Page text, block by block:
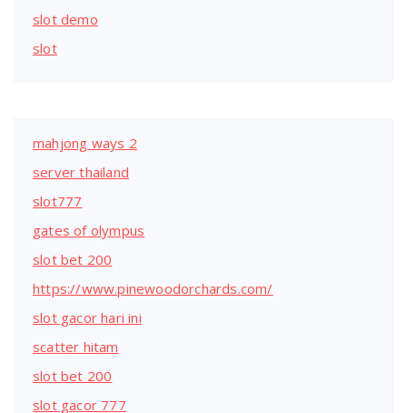
slot demo
slot
mahjong ways 2
server thailand
slot777
gates of olympus
slot bet 200
https://www.pinewoodorchards.com/
slot gacor hari ini
scatter hitam
slot bet 200
slot gacor 777